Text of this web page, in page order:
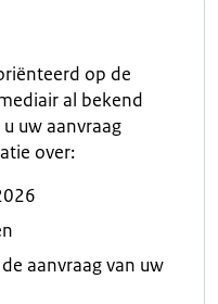
op de
al bekend
uw aanvraag
over:
aanvraag van uw